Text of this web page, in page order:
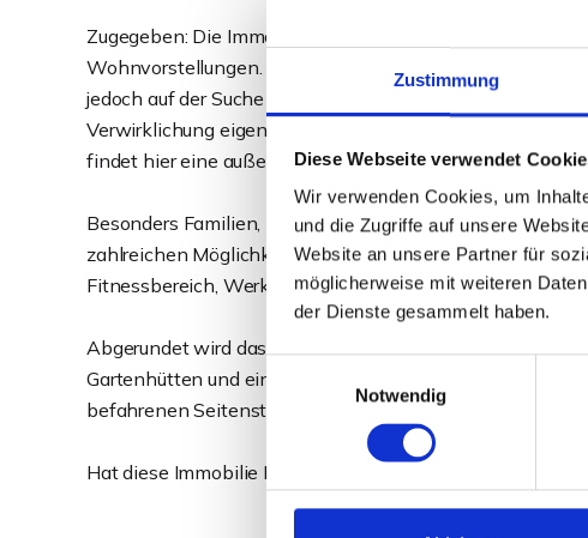
Zustimmung
Diese Webseite verwendet
Wir verwenden Cookies, um
und die Zugriffe auf unsere
Website an unsere Partner für
möglicherweise mit weiteren
der Dienste gesammelt haben.
Notwendig
Zugegeben: Die Immobilie entspricht in vielen Bereichen
Wohnvorstellungen. Wer ein sofort bezugsfertiges
jedoch auf der Suche nach viel Platz, zahlreichen
Verwirklichung eigener Wohnideen ist,
findet hier eine außergewöhnliche Gelegenheit.
Besonders Familien, Mehrgenerationenhaushalte oder
zahlreichen Möglichkeiten dieser Immobilie zu schätzen
Fitnessbereich, Werkstatt oder großzügige
Abgerundet wird das Angebot durch das großzügige
Gartenhütten und einem herrlichen Weitblick über die
befahrenen Seitenstraße sorgt dabei für ein
Hat diese Immobilie Ihr Interesse geweckt? Dann fordern